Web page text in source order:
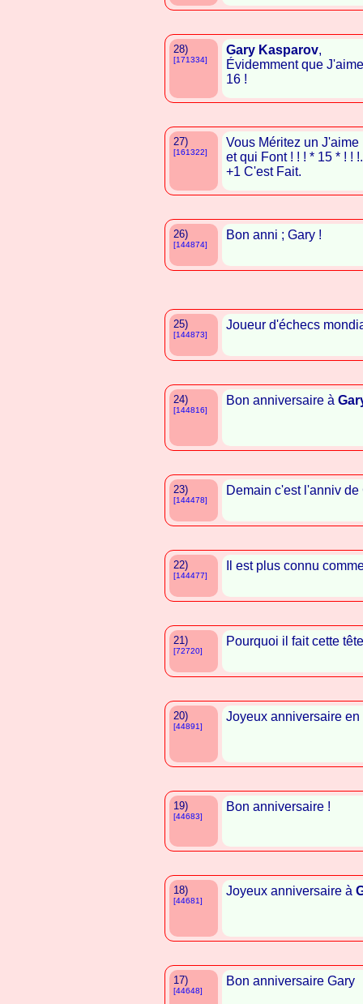
28)
[171334]
Gary Kasparov,
Évidemment que
16 !
27)
[161322]
Vous Méritez un
et qui Font ! ! ! * 15 * ! ! !.
+1 C'est Fait.
26)
[144874]
Bon anni ; Gary !
25)
[144873]
Joueur d'échecs
24)
[144816]
Bon anniversaire à
23)
[144478]
Demain c'est l'anniv de
22)
[144477]
Il est plus connu
21)
[72720]
Pourquoi il fait cette
20)
[44891]
Joyeux anniversaire en
19)
[44683]
Bon anniversaire !
18)
[44681]
Joyeux anniversaire à
17)
[44648]
Bon anniversaire Gary